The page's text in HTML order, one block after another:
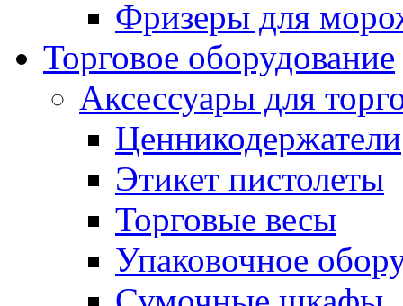
Фризеры для
Торговое оборудование
Аксессуары для
Ценникодержатели
Этикет пистолеты
Торговые весы
Упаковочное